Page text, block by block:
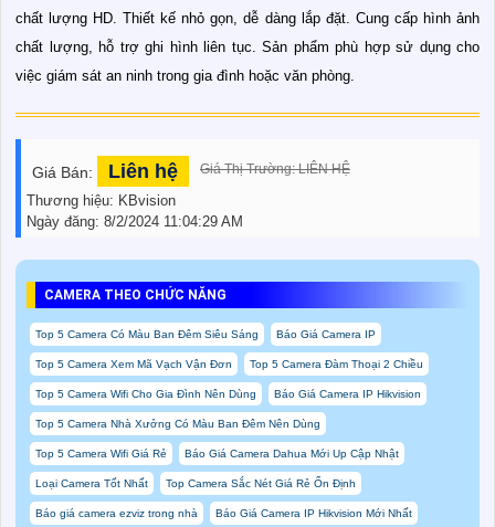
chất lượng HD. Thiết kế nhỏ gọn, dễ dàng lắp đặt. Cung cấp hình ảnh
chất lượng, hỗ trợ ghi hình liên tục. Sản phẩm phù hợp sử dụng cho
việc giám sát an ninh trong gia đình hoặc văn phòng.
Giá Bán: Liên hệ Giá Thị Trường: LIÊN HỆ
Thương hiệu: KBvision
Ngày đăng: 8/2/2024 11:04:29 AM
CAMERA THEO CHỨC NĂNG
Top 5 Camera Có Màu Ban Đêm Siêu Sáng Báo Giá Camera IP
Top 5 Camera Xem Mã Vạch Vận Đơn Top 5 Camera Đàm Thoại 2 Chiều
Top 5 Camera Wifi Cho Gia Đình Nên Dùng Báo Giá Camera IP Hikvision
Top 5 Camera Nhà Xưởng Có Màu Ban Đêm Nên Dùng
Top 5 Camera Wifi Giá Rẻ Báo Giá Camera Dahua Mới Up Cập Nhật
Loại Camera Tốt Nhất Top Camera Sắc Nét Giá Rẻ Ổn Định
Báo giá camera ezviz trong nhà Báo Giá Camera IP Hikvision Mới Nhất